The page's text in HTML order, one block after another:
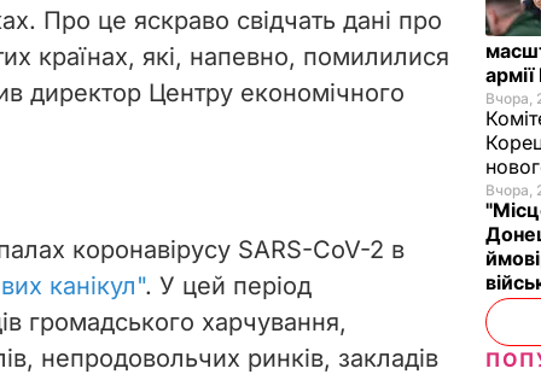
Про це яскраво свідчать дані про
країнах, які, напевно, помилилися
директор Центру економічного
коронавірусу SARS-CoV-2 в
канікул". У цей період
громадського харчування,
непродовольчих ринків, закладів
Вчора,
Вчора,